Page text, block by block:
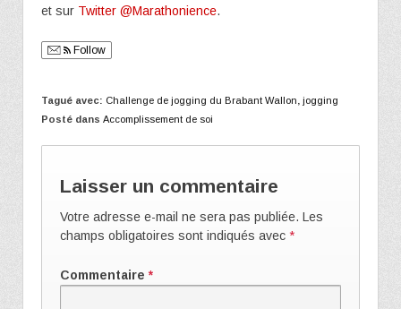
et sur Twitter @Marathonience.
Follow
Tagué avec: Challenge de jogging du Brabant Wallon
jogging
Posté dans Accomplissement de soi
Laisser un commentaire
Votre adresse e-mail ne sera pas publiée. Les
champs obligatoires sont indiqués avec *
Commentaire *